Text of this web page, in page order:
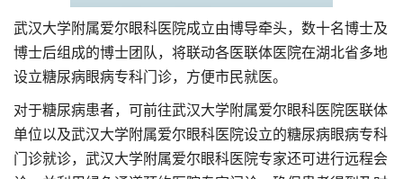
武汉大学附属爱尔眼科医院成立由博导牵头，数十名博士及
博士后组成的博士团队，将联动各医联体医院在湖北省多地
设立糖尿病眼病专科门诊，方便市民就医。
对于糖尿病患者，可前往武汉大学附属爱尔眼科医院医联体
单位以及武汉大学附属爱尔眼科医院设立的糖尿病眼病专科
门诊就诊，武汉大学附属爱尔眼科医院专家还可进行远程会